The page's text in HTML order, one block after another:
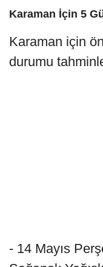
Karaman İçin 5
Karaman için
durumu
- 14 Mayıs